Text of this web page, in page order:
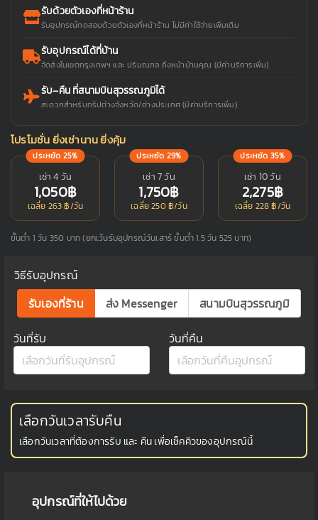
รับด้วยตัวเองที่หน้าร้าน
รับอุปกรณ์ทดสอบด้วยตัวเองที่หน้าร้าน ไม่มีค่าใช้จ่ายเพิ่มเติม
รับอุปกรณ์ได้ที่บ้าน
จัดส่งในเขตกรุงเทพฯ และ ปริมณฑล ถึงหน้าบ้านคุณ (มีค่าบริการเพิ่ม)
รับ–คืน ที่สนามบินสุวรรณภูมิได้
สะดวกสำหรับทริปต่างจังหวัด/ต่างประเทศ (มีค่าบริการเพิ่ม)
โปรโมชั่น ยิ่งเช่านาน ยิ่งคุ้ม
ประหยัด 25%
เช่า 4 วัน
1,050฿
เฉลี่ย 263 ฿/วัน
ประหยัด 29%
เช่า 7 วัน
1,750฿
เฉลี่ย 250 ฿/วัน
ประหยัด 35%
เช่า 10 วัน
2,275฿
เฉลี่ย 228 ฿/วัน
ขั้นต่ำ 1 วัน 350 บาท (ยกเว้นรับอุปกรณ์วันเสาร์ ขั้นต่ำ 1.5 วัน 525 บาท)
วิธีรับอุปกรณ์
รับเองที่ร้าน
ส่ง Messenger สนามบินสุวรรณภูมิ
วันที่รับ วันที่คืน
เลือกวันเวลารับคืน
เลือกวันเวลาที่ต้องการรับ และ คืน เพื่อเช็คคิวของอุปกรณ์นี้
อุปกรณ์ที่ให้ไปด้วย